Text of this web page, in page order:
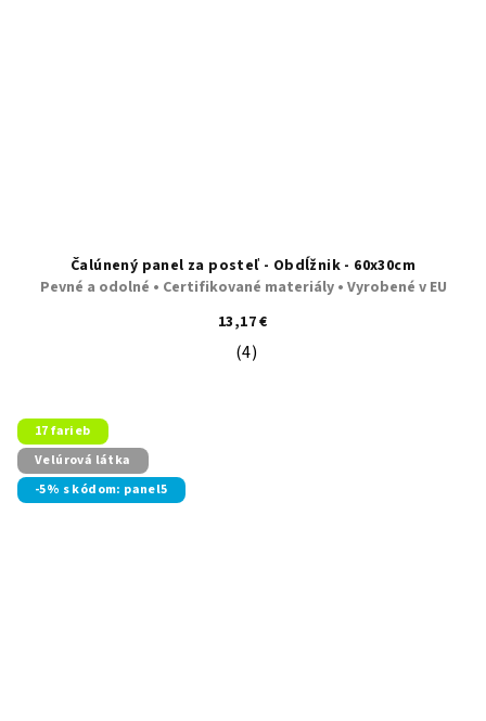
Čalúnený panel za posteľ - Obdĺžnik - 60x30cm
Pevné a odolné • Certifikované materiály • Vyrobené v EU
13,17 €
Priemerné hodnotenie produktu
(4)
17 farieb
Velúrová látka
-5% s kódom: panel5